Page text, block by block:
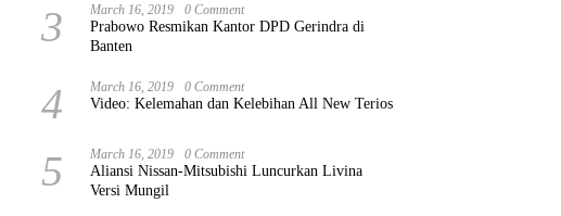
3 March 16, 2019 0 Comment
Prabowo Resmikan Kantor DPD Gerindra di
Banten
4 March 16, 2019 0 Comment
Video: Kelemahan dan Kelebihan All New Terios
5 March 16, 2019 0 Comment
Aliansi Nissan-Mitsubishi Luncurkan Livina
Versi Mungil